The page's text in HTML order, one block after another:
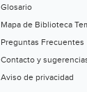
Glosario
Mapa de Biblioteca
Preguntas Frecuentes
Contacto y
Aviso de privacidad